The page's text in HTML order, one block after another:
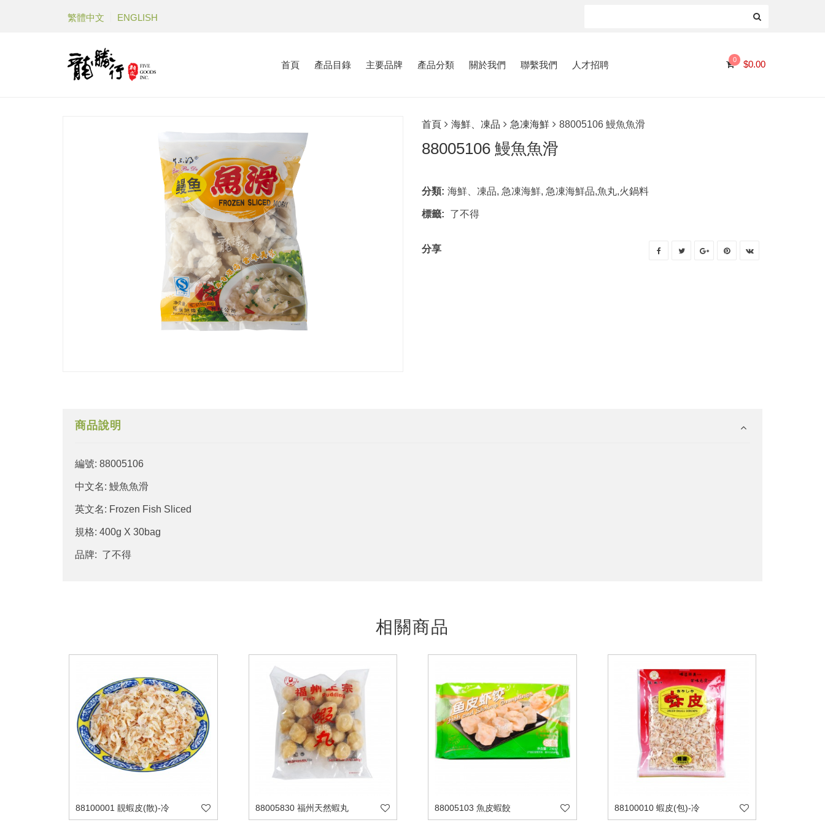
繁體中文 ENGLISH
首頁 產品目錄 主要品牌 產品分類 關於我們 聯繫我們 人才招聘 0 $0.00
首頁 海鮮、凍品 急凍海鮮 88005106 鰻魚魚滑
88005106 鰻魚魚滑
分類: 海鮮、凍品, 急凍海鮮, 急凍海鮮品,魚丸,火鍋料
標籤: 了不得
分享
商品說明
編號: 88005106
中文名: 鰻魚魚滑
英文名: Frozen Fish Sliced
規格: 400g X 30bag
品牌: 了不得
相關商品
88100001 靚蝦皮(散)-冷 88005830 福州天然蝦丸 88005103 魚皮蝦餃 88100010 蝦皮(包)-冷